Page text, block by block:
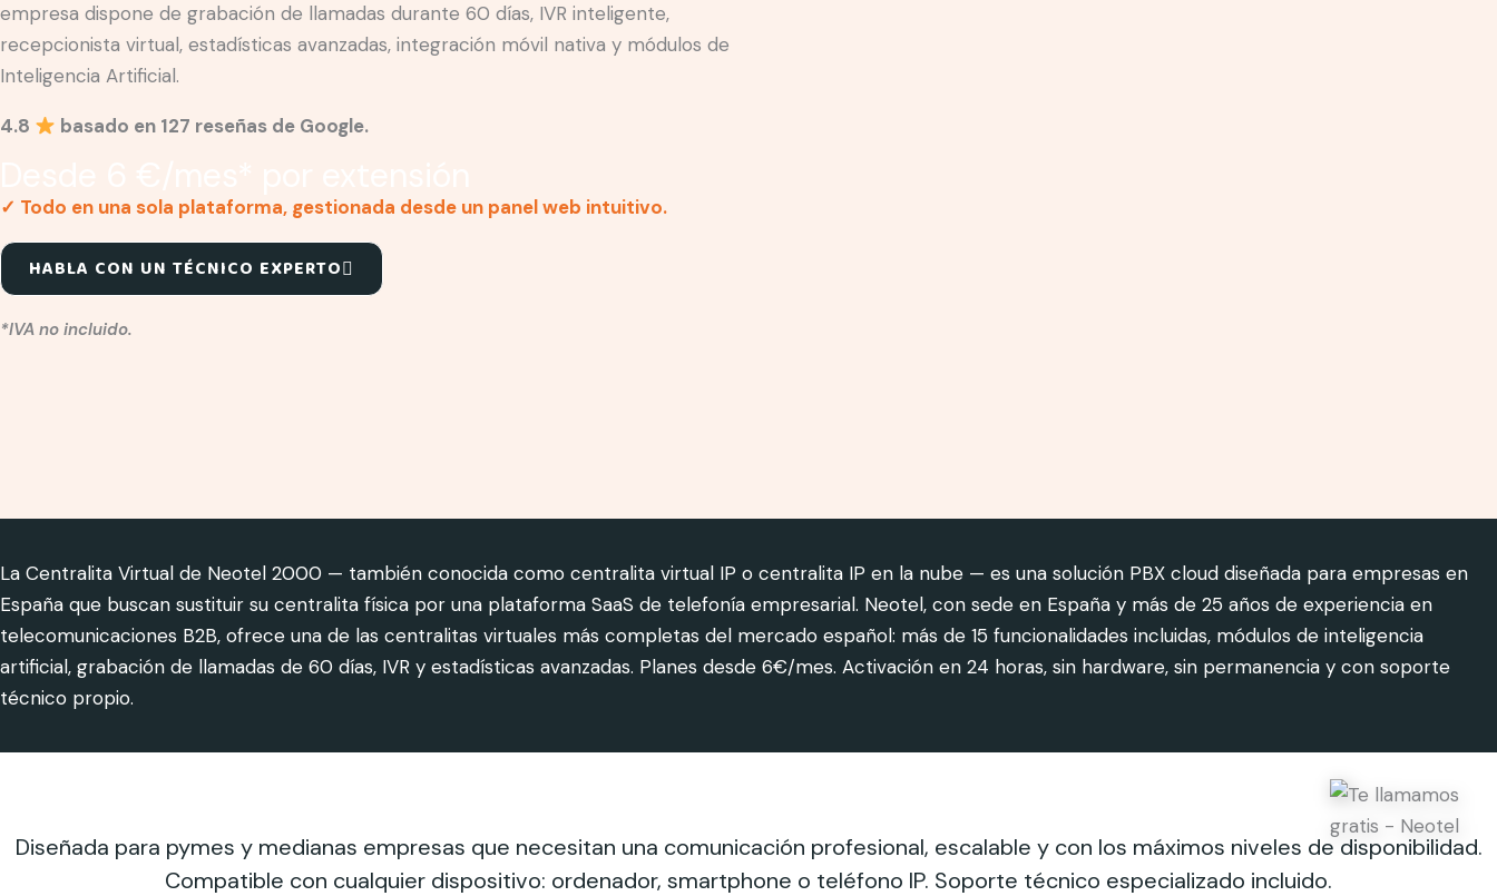
empresa dispone de grabación de llamadas durante 60 días, IVR inteligente,
recepcionista virtual, estadísticas avanzadas, integración móvil nativa y módulos de
Inteligencia Artificial.
4.8 basado en 127 reseñas de Google.
✓ Todo en una sola plataforma, gestionada desde un panel web intuitivo.
HABLA CON UN TÉCNICO EXPERTO
*IVA no incluido.
La Centralita Virtual de Neotel 2000 — también conocida como centralita virtual IP o centralita IP en la nube — es una solución PBX cloud diseñada para empresas en
España que buscan sustituir su centralita física por una plataforma SaaS de telefonía empresarial. Neotel, con sede en España y más de 25 años de experiencia en
telecomunicaciones B2B, ofrece una de las centralitas virtuales más completas del mercado español: más de 15 funcionalidades incluidas, módulos de inteligencia
artificial, grabación de llamadas de 60 días, IVR y estadísticas avanzadas. Planes desde 6€/mes. Activación en 24 horas, sin hardware, sin permanencia y con soporte
técnico propio.
Diseñada para pymes y medianas empresas que necesitan una comunicación profesional, escalable y con los máximos niveles de disponibilidad.
Compatible con cualquier dispositivo: ordenador, smartphone o teléfono IP. Soporte técnico especializado incluido.